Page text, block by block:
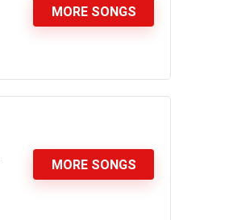
MORE SONGS
MORE SONGS